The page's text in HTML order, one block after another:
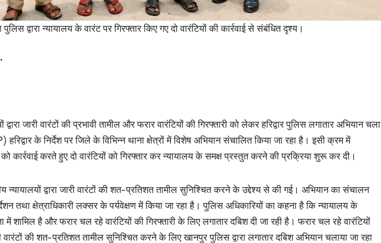
द्वारा न्यायालय के वारंट पर गिरफ्तार किए गए दो वारंटियों की कार्रवाई से संबंधित दृश्य।
द्वारा जारी वारंटों की प्रभावी तामील और फरार वारंटियों की गिरफ्तारी को लेकर हरिद्वार पुलिस लगातार अभियान चला
हरिद्वार के निर्देश पर जिले के विभिन्न थाना क्षेत्रों में विशेष अभियान संचालित किया जा रहा है। इसी क्रम में
कार्रवाई करते हुए दो वारंटियों को गिरफ्तार कर न्यायालय के समक्ष प्रस्तुत करने की प्रक्रिया शुरू कर दी।
न्यायालयों द्वारा जारी वारंटों की शत-प्रतिशत तामील सुनिश्चित करने के उद्देश्य से की गई। अभियान का संचालन
तथा क्षेत्राधिकारी लक्सर के पर्यवेक्षण में किया जा रहा है। पुलिस अधिकारियों का कहना है कि न्यायालय के
में शामिल है और फरार चल रहे वारंटियों की गिरफ्तारी के लिए लगातार दबिश दी जा रही है। फरार चल रहे वारंटियों
वारंटों की शत-प्रतिशत तामील सुनिश्चित करने के लिए खानपुर पुलिस द्वारा लगातार दबिश अभियान चलाया जा रहा